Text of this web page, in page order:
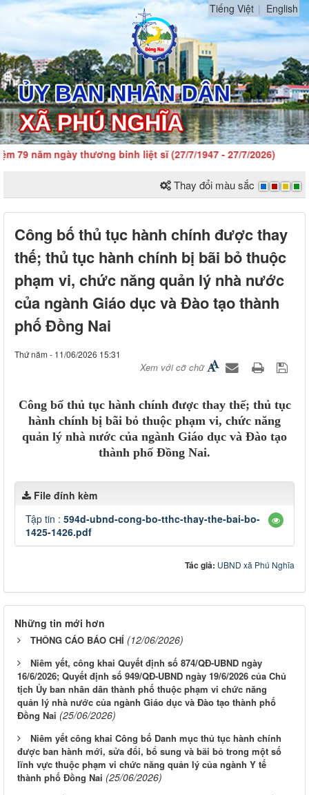
Tiếng Việt English
79 năm ngày thương binh liệt sĩ (27/7/1947 - 27/7/2026)
Thay đổi màu sắc
Công bố thủ tục hành chính được thay
thế; thủ tục hành chính bị bãi bỏ thuộc
phạm vi, chức năng quản lý nhà nước
của ngành Giáo dục và Đào tạo thành
phố Đồng Nai
Thứ năm - 11/06/2026 15:31
Xem với cỡ chữ
Công bố thủ tục hành chính được thay thế; thủ tục
hành chính bị bãi bỏ thuộc phạm vi, chức năng
quản lý nhà nước của ngành Giáo dục và Đào tạo
thành phố Đồng Nai.
File đính kèm
Tập tin : 594d-ubnd-cong-bo-tthc-thay-the-bai-bo-
1425-1426.pdf
Tác giả: UBND xã Phú Nghĩa
Những tin mới hơn
THÔNG CÁO BÁO CHÍ (12/06/2026)
Niêm yết, công khai Quyết định số 874/QĐ-UBND ngày
16/6/2026; Quyết định số 949/QĐ-UBND ngày 19/6/2026 của Chủ
tịch Ủy ban nhân dân thành phố thuộc phạm vi chức năng
quản lý nhà nước của ngành Giáo dục và Đào tạo thành phố
Đồng Nai (25/06/2026)
Niêm yết công khai Công bố Danh mục thủ tục hành chính
được ban hành mới, sửa đổi, bổ sung và bãi bỏ trong một số
lĩnh vực thuộc phạm vi chức năng quản lý của ngành Y tế
thành phố Đồng Nai (25/06/2026)